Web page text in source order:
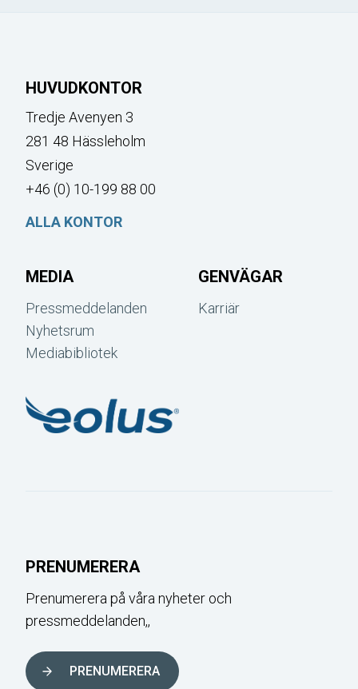
HUVUDKONTOR
Tredje Avenyen 3
281 48 Hässleholm
Sverige
+46 (0) 10-199 88 00
ALLA KONTOR
MEDIA
Pressmeddelanden
Nyhetsrum
Mediabibliotek
GENVÄGAR
Karriär
PRENUMERERA
Prenumerera på våra nyheter och
pressmeddelanden,,
PRENUMERERA